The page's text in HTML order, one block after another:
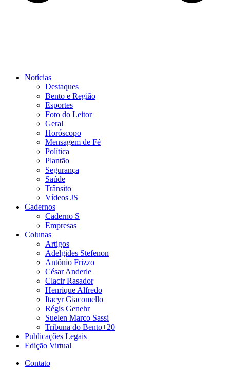
Notícias
Destaques
Bento e Região
Esportes
Foto do Leitor
Geral
Horóscopo
Mensagem de Fé
Política
Plantão
Segurança
Saúde
Trânsito
Vídeos JS
Cadernos
Caderno S
Empresas
Colunas
Artigos
Adelgides Stefenon
Antônio Frizzo
César Anderle
Clacir Rasador
Henrique Alfredo
Itacyr Giacomello
Régis Genehr
Suelen Marco Sassi
Tribuna do Bento+20
Publicações Legais
Edição Virtual
Contato